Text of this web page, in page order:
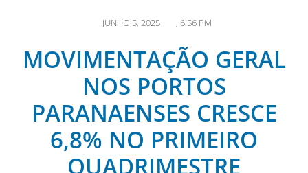
JUNHO 5, 2025 , 6:56 PM
MOVIMENTAÇÃO GERAL
NOS PORTOS
PARANAENSES CRESCE
6,8% NO PRIMEIRO
QUADRIMESTRE